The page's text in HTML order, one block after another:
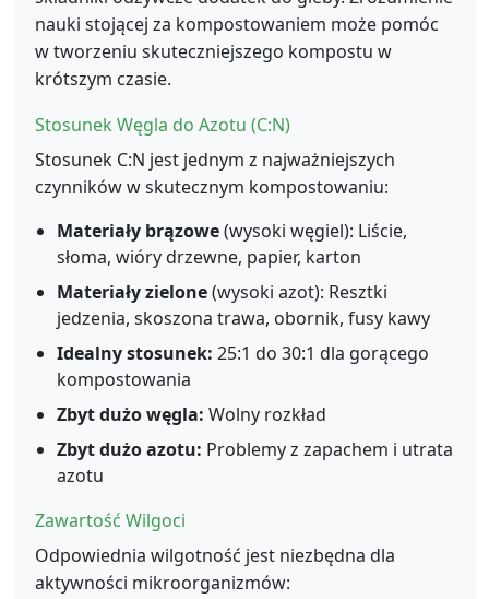
nauki stojącej za kompostowaniem może pomóc
w tworzeniu skuteczniejszego kompostu w
krótszym czasie.
Stosunek Węgla do Azotu (C:N)
Stosunek C:N jest jednym z najważniejszych
czynników w skutecznym kompostowaniu:
Materiały brązowe(wysoki węgiel): Liście,
słoma, wióry drzewne, papier, karton
Materiały zielone(wysoki azot): Resztki
jedzenia, skoszona trawa, obornik, fusy kawy
Idealny stosunek: 25:1 do 30:1 dla gorącego
kompostowania
Zbyt dużo węgla: Wolny rozkład
Zbyt dużo azotu: Problemy z zapachem i utrata
azotu
Zawartość Wilgoci
Odpowiednia wilgotność jest niezbędna dla
aktywności mikroorganizmów: